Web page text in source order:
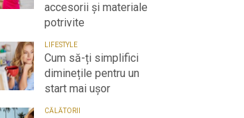
accesorii și materiale
potrivite
LIFESTYLE
Cum să-ți simplifici
diminețile pentru un
start mai ușor
CĂLĂTORII